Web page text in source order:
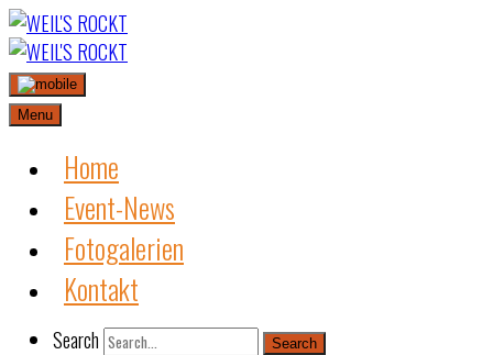
Skip
to
content
Menu
Home
Event-News
Fotogalerien
Kontakt
Search Search